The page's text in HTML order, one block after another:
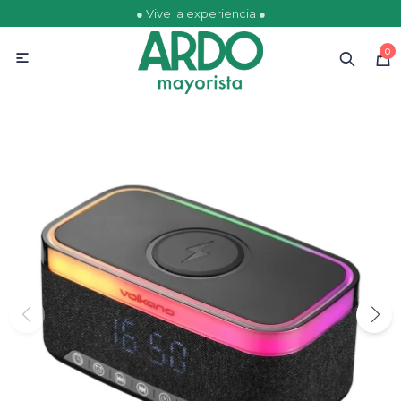
● Vive la experiencia ●
0
 Ofertas Escolares
Comestibles
Papelería
Juguetería